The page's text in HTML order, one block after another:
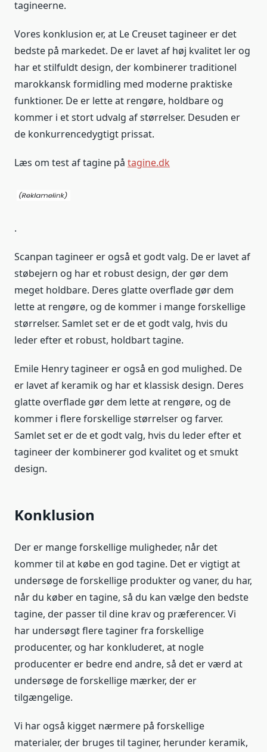
tagineerne.
Vores konklusion er, at Le Creuset tagineer er det
bedste på markedet. De er lavet af høj kvalitet ler og
har et stilfuldt design, der kombinerer traditionel
marokkansk formidling med moderne praktiske
funktioner. De er lette at rengøre, holdbare og
kommer i et stort udvalg af størrelser. Desuden er
de konkurrencedygtigt prissat.
Læs om test af tagine på tagine.dk
.
Scanpan tagineer er også et godt valg. De er lavet af
støbejern og har et robust design, der gør dem
meget holdbare. Deres glatte overflade gør dem
lette at rengøre, og de kommer i mange forskellige
størrelser. Samlet set er de et godt valg, hvis du
leder efter et robust, holdbart tagine.
Emile Henry tagineer er også en god mulighed. De
er lavet af keramik og har et klassisk design. Deres
glatte overflade gør dem lette at rengøre, og de
kommer i flere forskellige størrelser og farver.
Samlet set er de et godt valg, hvis du leder efter et
tagineer der kombinerer god kvalitet og et smukt
design.
Konklusion
Der er mange forskellige muligheder, når det
kommer til at købe en god tagine. Det er vigtigt at
undersøge de forskellige produkter og vaner, du har,
når du køber en tagine, så du kan vælge den bedste
tagine, der passer til dine krav og præferencer. Vi
har undersøgt flere taginer fra forskellige
producenter, og har konkluderet, at nogle
producenter er bedre end andre, så det er værd at
undersøge de forskellige mærker, der er
tilgængelige.
Vi har også kigget nærmere på forskellige
materialer, der bruges til taginer, herunder keramik,